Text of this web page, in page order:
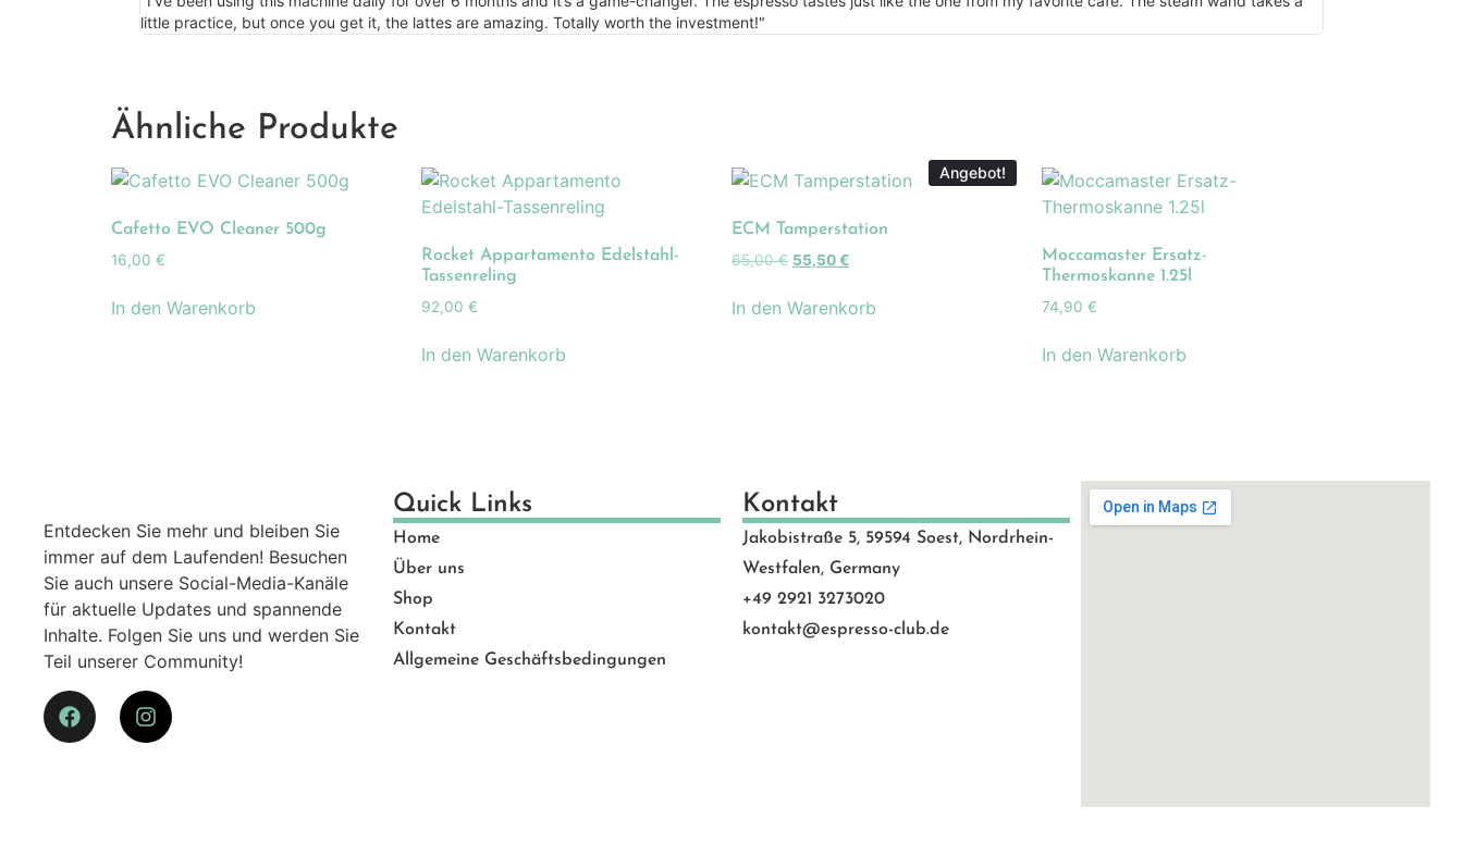
little practice, but once you get it, the lattes are amazing. Totally worth the investment!"
Ähnliche Produkte
Cafetto EVO Cleaner 500g
16,00 €
In den Warenkorb
Rocket Appartamento Edelstahl-
Tassenreling
92,00 €
In den Warenkorb
Angebot!
ECM Tamperstation
65,00€ 55,50€
In den Warenkorb
Moccamaster Ersatz-
Thermoskanne 1.25l
74,90 €
In den Warenkorb
Entdecken Sie mehr und bleiben Sie
immer auf dem Laufenden! Besuchen
Sie auch unsere Social-Media-Kanäle
für aktuelle Updates und spannende
Inhalte. Folgen Sie uns und werden Sie
Teil unserer Community!
Quick Links
Home
Über uns
Shop
Kontakt
Allgemeine Geschäftsbedingungen
Kontakt
Jakobistraße 5, 59594 Soest, Nordrhein-
Westfalen, Germany
+49 2921 3273020
kontakt@espresso-club.de